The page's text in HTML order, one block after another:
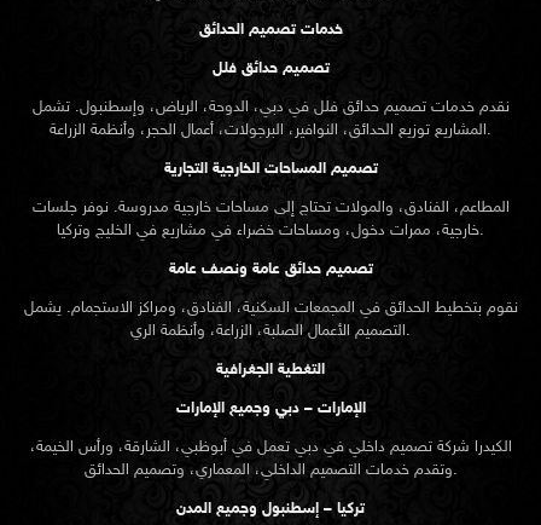
خدمات تصميم الحدائق
تصميم حدائق فلل
نقدم خدماتتصميم حدائق فلل في دبي، الدوحة، الرياض، وإسطنبول. تشمل
المشاريع توزيع الحدائق، النوافير، البرجولات، أعمال الحجر، وأنظمة الزراعة.
تصميم المساحات الخارجية التجارية
المطاعم، الفنادق، والمولات تحتاج إلى مساحات خارجية مدروسة. نوفر جلسات
خارجية، ممرات دخول، ومساحات خضراء في مشاريع في الخليج وتركيا.
تصميم حدائق عامة ونصف عامة
نقوم بتخطيط الحدائق في المجمعات السكنية، الفنادق، ومراكز الاستجمام. يشمل
التصميم الأعمال الصلبة، الزراعة، وأنظمة الري.
التغطية الجغرافية
الإمارات – دبي وجميع الإمارات
الكيدرا شركة تصميم داخلي في دبي تعمل في أبوظبي، الشارقة، ورأس الخيمة،
وتقدم خدمات التصميم الداخلي، المعماري، وتصميم الحدائق.
تركيا – إسطنبول وجميع المدن